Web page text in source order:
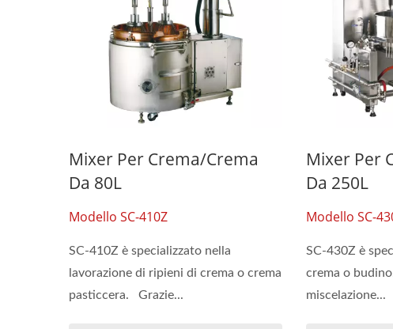
Mixer Per Crema/crema
Da 80L
Modello SC-410Z
SC-410Z è specializzato nella
lavorazione di ripieni di crema o crema
pasticcera. Grazie...
Mixer Per
Da 250L
Modello SC-
SC-430Z è
crema o
miscelazione...